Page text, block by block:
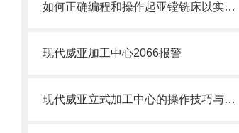
如何正确编程和操作起亚镗铣床以实现高效加工？
现代威亚加工中心2066报警
现代威亚立式加工中心的操作技巧与注意事项